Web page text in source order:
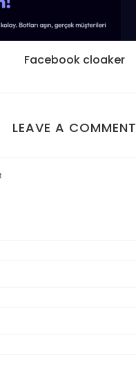
Facebook cloaker
LEAVE A COMMENT